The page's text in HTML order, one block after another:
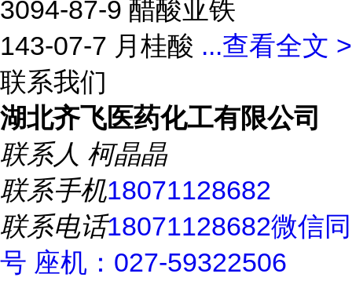
3094-87-9 醋酸亚铁
143-07-7 月桂酸 ...查看全文 >
联系我们
湖北齐飞医药化工有限公司
联系人 柯晶晶
联系手机18071128682
联系电话18071128682微信同
号 座机：027-59322506